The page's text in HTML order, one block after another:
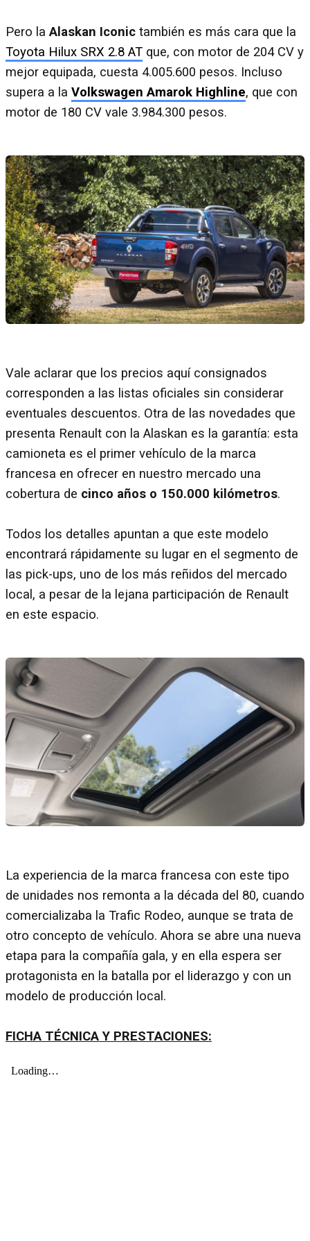
Pero laAlaskan Iconic también es más cara que la
Toyota Hilux SRX 2.8 AT que, con motor de 204 CV y
mejor equipada, cuesta 4.005.600 pesos. Incluso
supera a la Volkswagen Amarok Highline, que con
motor de 180 CV vale 3.984.300 pesos.
Vale aclarar que los precios aquí consignados
corresponden a las listas oficiales sin considerar
eventuales descuentos. Otra de las novedades que
presenta Renault con la Alaskan es la garantía: esta
camioneta es el primer vehículo de la marca
francesa en ofrecer en nuestro mercado una
cobertura de cinco años o 150.000 kilómetros.
Todos los detalles apuntan a que este modelo
encontrará rápidamente su lugar en el segmento de
las pick-ups, uno de los más reñidos del mercado
local, a pesar de la lejana participación de Renault
en este espacio.
La experiencia de la marca francesa con este tipo
de unidades nos remonta a la década del 80, cuando
comercializaba la Trafic Rodeo, aunque se trata de
otro concepto de vehículo. Ahora se abre una nueva
etapa para la compañía gala, y en ella espera ser
protagonista en la batalla por el liderazgo y con un
modelo de producción local.
FICHA TÉCNICA Y PRESTACIONES: